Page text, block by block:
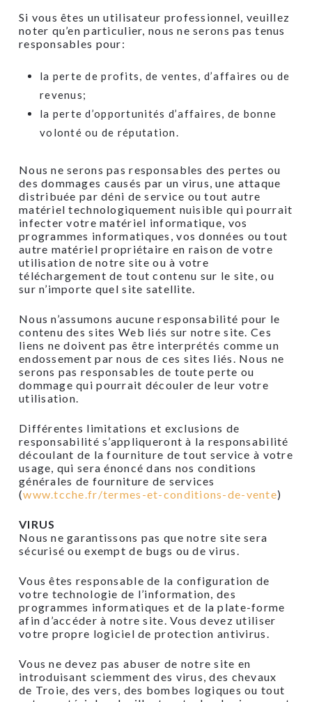
Si vous êtes un utilisateur professionnel, veuillez
noter qu’en particulier, nous ne serons pas tenus
responsables pour:
la perte de profits, de ventes, d’affaires ou de
revenus;
la perte d’opportunités d’affaires, de bonne
volonté ou de réputation.
Nous ne serons pas responsables des pertes ou
des dommages causés par un virus, une attaque
distribuée par déni de service ou tout autre
matériel technologiquement nuisible qui pourrait
infecter votre matériel informatique, vos
programmes informatiques, vos données ou tout
autre matériel propriétaire en raison de votre
utilisation de notre site ou à votre
téléchargement de tout contenu sur le site, ou
sur n’importe quel site satellite.
Nous n’assumons aucune responsabilité pour le
contenu des sites Web liés sur notre site. Ces
liens ne doivent pas être interprétés comme un
endossement par nous de ces sites liés. Nous ne
serons pas responsables de toute perte ou
dommage qui pourrait découler de leur votre
utilisation.
Différentes limitations et exclusions de
responsabilité s’appliqueront à la responsabilité
découlant de la fourniture de tout service à votre
usage, qui sera énoncé dans nos conditions
générales de fourniture de services
(www.tcche.fr/termes-et-conditions-de-vente)
VIRUS
Nous ne garantissons pas que notre site sera
sécurisé ou exempt de bugs ou de virus.
Vous êtes responsable de la configuration de
votre technologie de l’information, des
programmes informatiques et de la plate-forme
afin d’accéder à notre site. Vous devez utiliser
votre propre logiciel de protection antivirus.
Vous ne devez pas abuser de notre site en
introduisant sciemment des virus, des chevaux
de Troie, des vers, des bombes logiques ou tout